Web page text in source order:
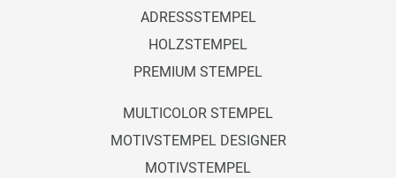
ADRESSSTEMPEL
HOLZSTEMPEL
PREMIUM STEMPEL
MULTICOLOR STEMPEL
MOTIVSTEMPEL DESIGNER
MOTIVSTEMPEL